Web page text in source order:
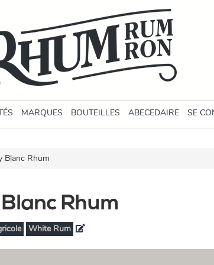
MARQUES BOUTEILLES ABECEDAIRE SE
Blanc Rhum
Rhum
White Rum